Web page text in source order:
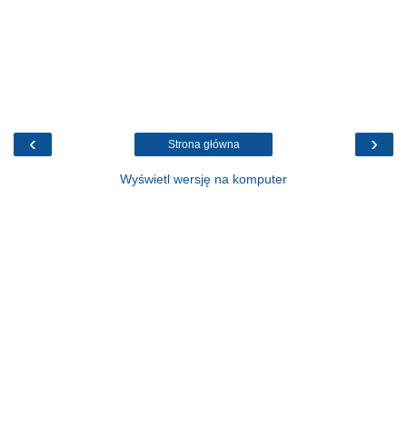
‹ ›
Strona główna
Wyświetl wersję na komputer